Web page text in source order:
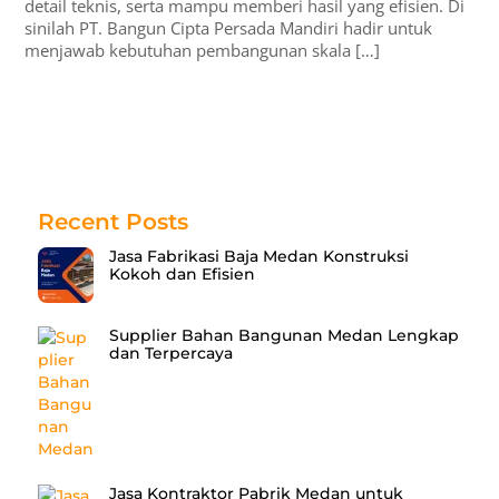
detail teknis, serta mampu memberi hasil yang efisien. Di
sinilah PT. Bangun Cipta Persada Mandiri hadir untuk
menjawab kebutuhan pembangunan skala […]
Recent Posts
Jasa Fabrikasi Baja Medan Konstruksi
Kokoh dan Efisien
Supplier Bahan Bangunan Medan Lengkap
dan Terpercaya
Jasa Kontraktor Pabrik Medan untuk